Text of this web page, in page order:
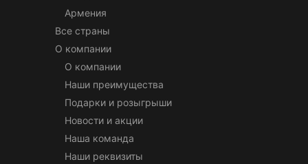
Армения
Все страны
О компании
О компании
Наши преимущества
Подарки и розыгрыши
Новости и акции
Наша команда
Наши реквизиты